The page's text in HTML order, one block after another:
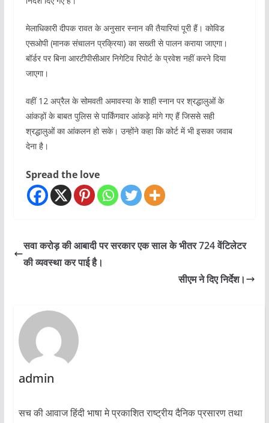
मेलाधिकारी दीपक रावत के अनुसार स्नान की तैयारियां पूरी हैं। कोविड
एसओपी (मानक संचालन प्रक्रिया) का सख्ती से पालन कराया जाएगा।
बॉर्डर पर बिना आरटीपीसीआर निगेटिव रिपोर्ट के प्रवेश नहीं करने दिया
जाएगा।
वहीं 12 अप्रैल के सोमवती अमावस्या के शाही स्नान पर श्रद्धालुओं के
आंकड़ों के बाबत पुलिस से पार्किंगवार आंकड़े मांगे गए हैं जिससे सही
श्रद्धालुओं का आंकलन हो सके। उन्होंने कहा कि कोर्ट में भी इसका जवाब
देना है।
Spread the love
सवा करोड़ की आबादी पर सरकार एक साल के भीतर 724 वेंटिलेटर
की व्यवस्था कर पाई है।
सीएम ने दिए निर्देश।
admin
सच की आवाज हिंदी भाषा मे प्रकाशित राष्ट्रीय दैनिक प्रसारण तथा